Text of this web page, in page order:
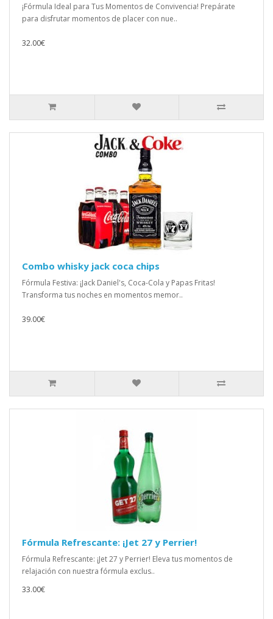
¡Fórmula Ideal para Tus Momentos de Convivencia! Prepárate
para disfrutar momentos de placer con nue..
32.00€
Combo whisky jack coca chips
Fórmula Festiva: ¡Jack Daniel's, Coca-Cola y Papas Fritas!
Transforma tus noches en momentos memor..
39.00€
Fórmula Refrescante: ¡Jet 27 y Perrier!
Fórmula Refrescante: ¡Jet 27 y Perrier! Eleva tus momentos de
relajación con nuestra fórmula exclus..
33.00€